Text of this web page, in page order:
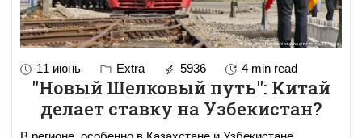
11 июнь Extra 5936 4 min read
"Новый Шелковый путь": Китай
делает ставку на Узбекистан?